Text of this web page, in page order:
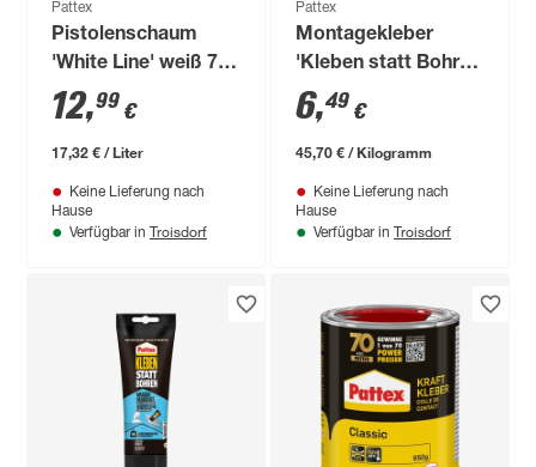
Pattex
Pistolenschaum
'White Line' weiß 750
ml
12,99 €
17,32 € / Liter
Keine Lieferung nach
Hause
Verfügbar in Troisdorf
Pattex
Montagekleber
'Kleben statt Bohren
Wasserresistent'
weiß 142 g
6,49 €
45,70 € / Kilogramm
Keine Lieferung nach
Hause
Verfügbar in Troisdorf